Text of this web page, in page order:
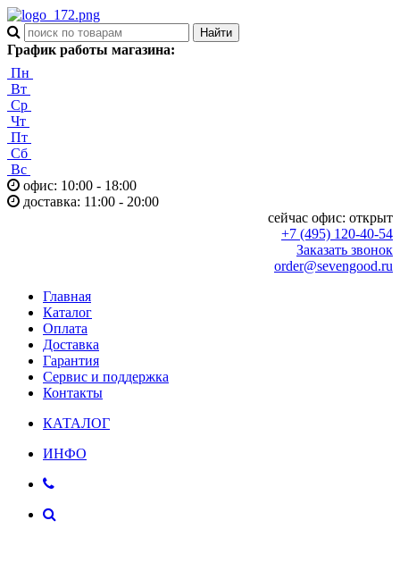
График работы магазина:
Пн
Вт
Ср
Чт
Пт
Сб
Вс
офис: 10:00 - 18:00
доставка: 11:00 - 20:00
сейчас офис: открыт
+7 (495) 120-40-54
Заказать звонок
order@sevengood.ru
Главная
Каталог
Оплата
Доставка
Гарантия
Сервис и поддержка
Контакты
КАТАЛОГ
ИНФО